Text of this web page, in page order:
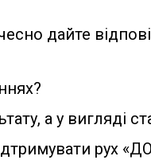
дайте
а у вигляді
рух